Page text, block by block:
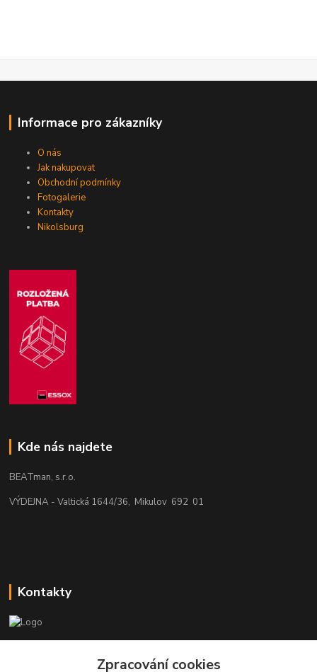
Informace pro zákazníky
O nás
Jak nakupovat
Obchodní podmínky
Fotogalerie
Kontakty
Nikolsburg
Kde nás najdete
BEATman, s.r.o.
VÝDEJNA - Valtická 1644/36, Mikulov 692 01
Kontakty
Zpracování cookies